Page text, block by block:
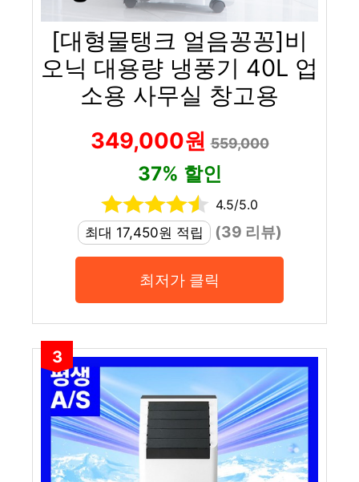
[대형물탱크 얼음꽁꽁]비
오닉 대용량 냉풍기 40L 업
소용 사무실 창고용
349,000원559,000
37% 할인
4.5/5.0
최대 17,450원 적립
(39 리뷰)
최저가 클릭
3